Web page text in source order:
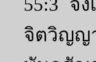
จิตวิญญ